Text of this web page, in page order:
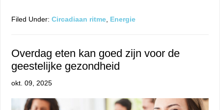
Filed Under:Circadiaan ritme Energie
Overdag eten kan goed zijn voor de
geestelijke gezondheid
okt. 09, 2025